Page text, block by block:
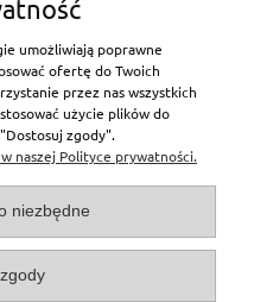
umożliwiają poprawne
ofertę do Twoich
przez nas wszystkich
użycie plików do
zgody".
naszej Polityce prywatności.
niezbędne